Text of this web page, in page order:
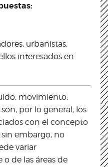
urbanistas,
interesados en
movimiento,
por lo general, los
con el concepto
sin embargo, no
variar
de las áreas de